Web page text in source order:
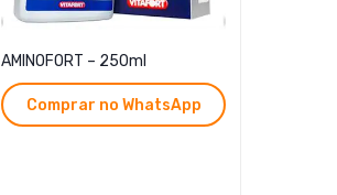
AMINOFORT – 250ml
Comprar no WhatsApp